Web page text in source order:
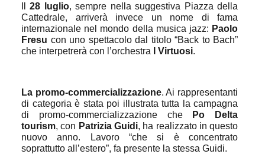
Il28 luglio, sempre nella suggestiva Piazza della
Cattedrale, arriverà invece un nome di fama
internazionale nel mondo della musica jazz: Paolo
Fresu con uno spettacolo dal titolo “Back to Bach”
che interpetrerà con l’orchestra
I Virtuosi.
La promo-commercializzazione. Ai rappresentanti
di categoria è stata poi illustrata tutta la campagna
di promo-commercializzazione che
Po Delta
tourism, con Patrizia Guidi, ha realizzato in questo
nuovo anno. Lavoro “che si è concentrato
soprattutto all’estero”, fa presente la stessa Guidi.